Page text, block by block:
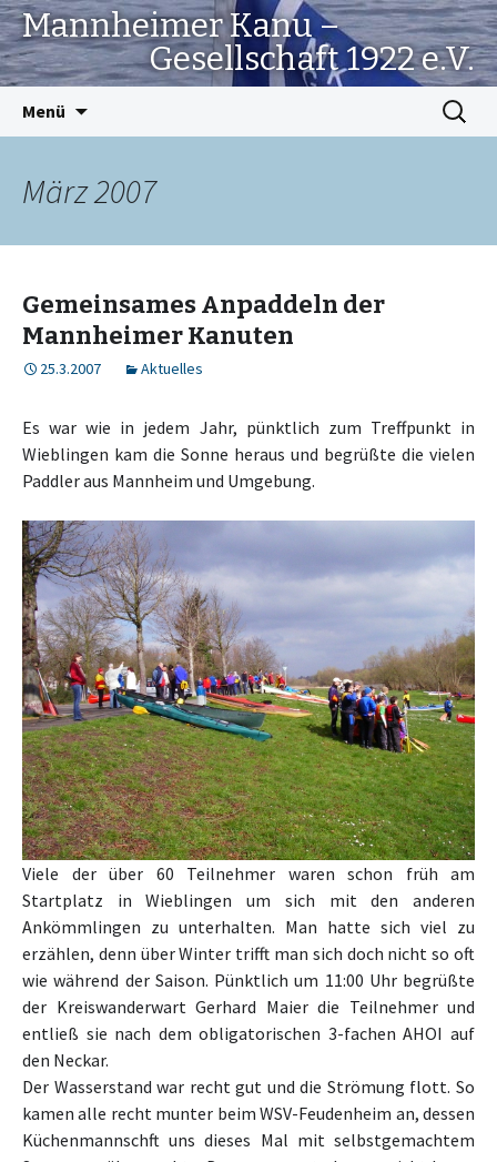
Mannheimer Kanu –
Gesellschaft 1922 e.V.
Menü
Suchen
nach:
März 2007
Gemeinsames Anpaddeln der
Mannheimer Kanuten
25.3.2007 Aktuelles
Es war wie in jedem Jahr, pünktlich zum Treffpunkt in
Wieblingen kam die Sonne heraus und begrüßte die vielen
Paddler aus Mannheim und Umgebung.
Viele der über 60 Teilnehmer waren schon früh am
Startplatz in Wieblingen um sich mit den anderen
Ankömmlingen zu unterhalten. Man hatte sich viel zu
erzählen, denn über Winter trifft man sich doch nicht so oft
wie während der Saison. Pünktlich um 11:00 Uhr begrüßte
der Kreiswanderwart Gerhard Maier die Teilnehmer und
entließ sie nach dem obligatorischen 3-fachen AHOI auf
den Neckar.
Der Wasserstand war recht gut und die Strömung flott. So
kamen alle recht munter beim WSV-Feudenheim an, dessen
Küchenmannschft uns dieses Mal mit selbstgemachtem